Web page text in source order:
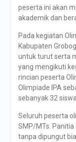
peserta ini akan
akademik dan
Pada kegiatan
Kabupaten
untuk turut serta
yang mengikuti
rincian peserta
Olimpiade IPA
sebanyak 32 siswa.
Seluruh peserta
SMP/MTs.
tanpa dipungut